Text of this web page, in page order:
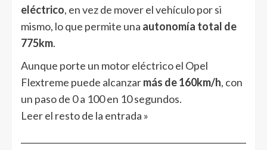
eléctrico, en vez de mover el vehículo por si
mismo, lo que permite una autonomía total de
775km.
Aunque porte un motor eléctrico el Opel
Flextreme puede alcanzarmás de 160km/h, con
un paso de 0 a 100 en 10 segundos.
Leer el resto de la entrada »